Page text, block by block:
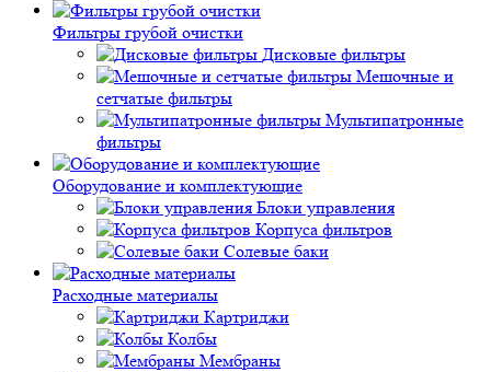
Фильтры грубой очистки
Дисковые фильтры
Мешочные и
сетчатые фильтры
Мультипатронные
фильтры
Оборудование и комплектующие
Блоки управления
Корпуса фильтров
Солевые баки
Расходные материалы
Картриджи
Колбы
Мембраны